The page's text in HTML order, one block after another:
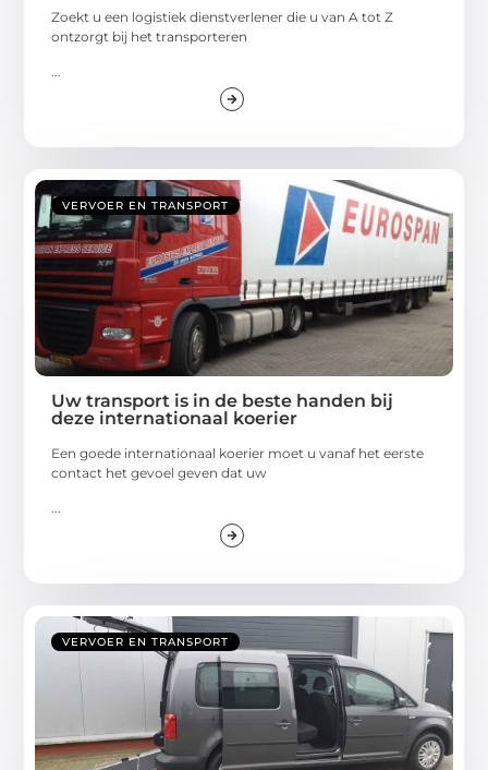
Zoekt u een logistiek dienstverlener die u van A tot Z
ontzorgt bij het transporteren
...
VERVOER EN TRANSPORT
Uw transport is in de beste handen bij
deze internationaal koerier
Een goede internationaal koerier moet u vanaf het eerste
contact het gevoel geven dat uw
...
VERVOER EN TRANSPORT